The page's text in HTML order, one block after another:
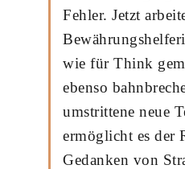
Fehler. Jetzt
wie für Think
ebenso
umstrittene neue
ermöglicht es der
Gedanken von